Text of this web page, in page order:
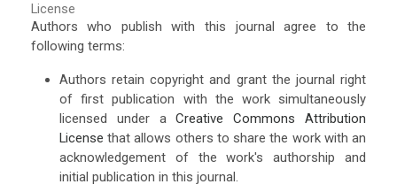
License
Authors who publish with this journal agree to the
following terms:
Authors retain copyright and grant the journal right
of first publication with the work simultaneously
licensed under aCreative Commons Attribution
License that allows others to share the work with an
acknowledgement of the work's authorship and
initial publication in this journal.